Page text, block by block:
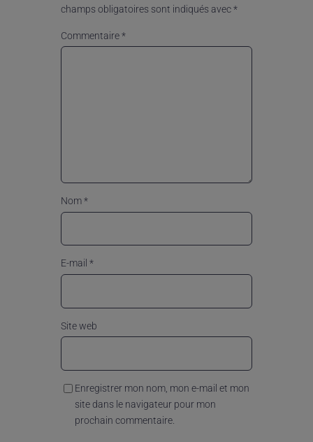
champs obligatoires sont indiqués avec*
Commentaire*
Nom*
E-mail *
Site web
Enregistrer mon nom, mon e-mail et mon
site dans le navigateur pour mon
prochain commentaire.